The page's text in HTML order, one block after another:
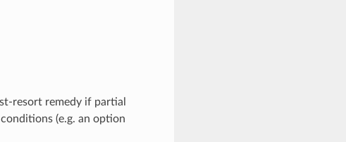
resort remedy if partial
(e.g. an option